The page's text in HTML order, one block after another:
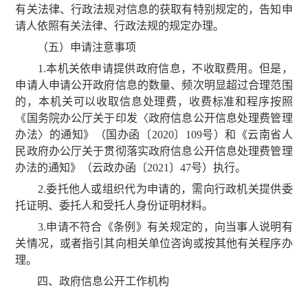
有关法律、行政法规对信息的获取有特别规定的，告知申
请人依照有关法律、行政法规的规定办理。
（五）申请注意事项
1.本机关依申请提供政府信息，不收取费用。但是，
申请人申请公开政府信息的数量、频次明显超过合理范围
的，本机关可以收取信息处理费，收费标准和程序按照
《国务院办公厅关于印发〈政府信息公开信息处理费管理
办法〉的通知》（国办函〔2020〕109号）和《云南省人
民政府办公厅关于贯彻落实政府信息公开信息处理费管理
办法的通知》（云政办函〔2021〕47号）执行。
2.委托他人或组织代为申请的，需向行政机关提供委
托证明、委托人和受托人身份证明材料。
3.申请不符合《条例》有关规定的，向当事人说明有
关情况，或者指引其向相关单位咨询或按其他有关程序办
理。
四、政府信息公开工作机构